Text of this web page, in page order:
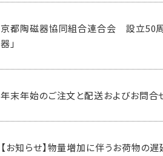
京都陶磁器協同組合連合会 設立50
器」
年末年始のご注文と配送およびお問合
【お知らせ】物量増加に伴うお荷物の